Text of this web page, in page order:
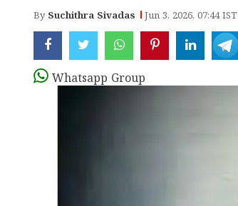
By Suchithra Sivadas Jun 3, 2026, 07:44 IST
Whatsapp Group